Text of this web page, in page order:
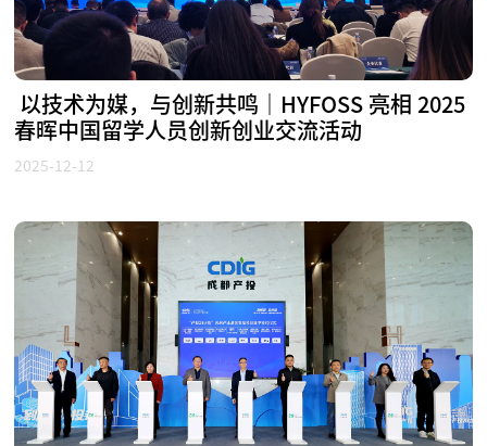
以技术为媒，与创新共鸣｜HYFOSS 亮相 2025
春晖中国留学人员创新创业交流活动
2025-12-12